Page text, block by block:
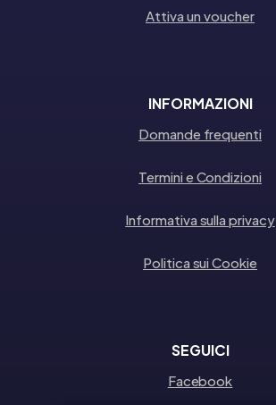
Attiva un voucher
INFORMAZIONI
Domande frequenti
Termini e Condizioni
Informativa sulla privacy
Politica sui Cookie
SEGUICI
Facebook